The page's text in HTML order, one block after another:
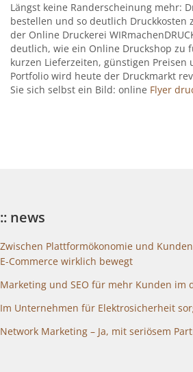
Längst keine Randerscheinung mehr:
bestellen und so deutlich Druckkosten
der Online Druckerei
deutlich, wie ein Online Druckshop zu
kurzen Lieferzeiten, günstigen Preisen
Portfolio wird heute der Druckmarkt
Sie sich selbst ein Bild: online Flyer
:: news
Zwischen Plattformökonomie und
E-Commerce wirklich bewegt
Marketing und SEO für mehr Kunden im
Im Unternehmen für Elektrosicherheit
Network Marketing – Ja, mit seriösem